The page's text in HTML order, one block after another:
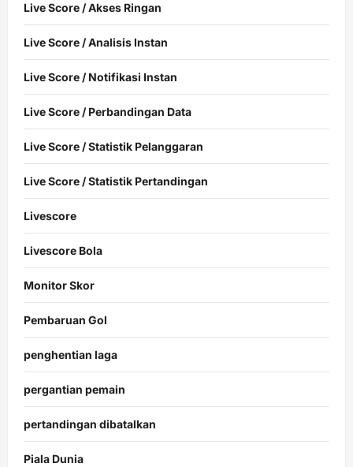
Live Score / Akses Ringan
Live Score / Analisis Instan
Live Score / Notifikasi Instan
Live Score / Perbandingan Data
Live Score / Statistik Pelanggaran
Live Score / Statistik Pertandingan
Livescore
Livescore Bola
Monitor Skor
Pembaruan Gol
penghentian laga
pergantian pemain
pertandingan dibatalkan
Piala Dunia